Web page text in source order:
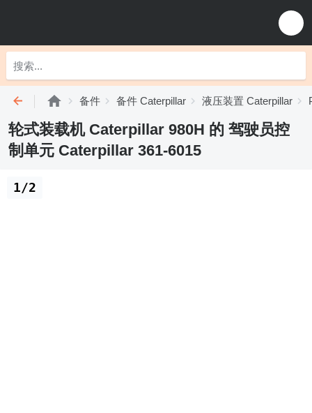
备件 备件 Caterpillar 液压装置 Caterpillar
轮式装载机 Caterpillar 980H 的 驾驶员控
制单元 Caterpillar 361-6015
1/2